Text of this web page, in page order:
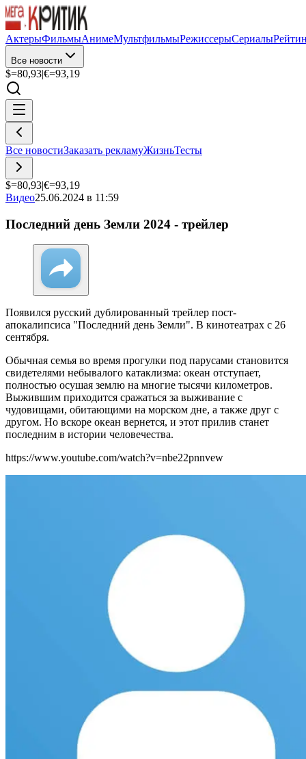
АктерыФильмыАнимеМультфильмыРежиссерыСериалы
Все новости
$=80,93|€=93,19
Все новостиЗаказать рекламуЖизньТесты
$=80,93|€=93,19
Видео25.06.2024 в 11:59
Последний день Земли 2024 - трейлер
Появился русский дублированный трейлер пост-
апокалипсиса "Последний день Земли". В кинотеатрах с 26
сентября.
Обычная семья во время прогулки под парусами становится
свидетелями небывалого катаклизма: океан отступает,
полностью осушая землю на многие тысячи километров.
Выжившим приходится сражаться за выживание с
чудовищами, обитающими на морском дне, а также друг с
другом. Но вскоре океан вернется, и этот прилив станет
последним в истории человечества.
https://www.youtube.com/watch?v=nbe22pnnvew